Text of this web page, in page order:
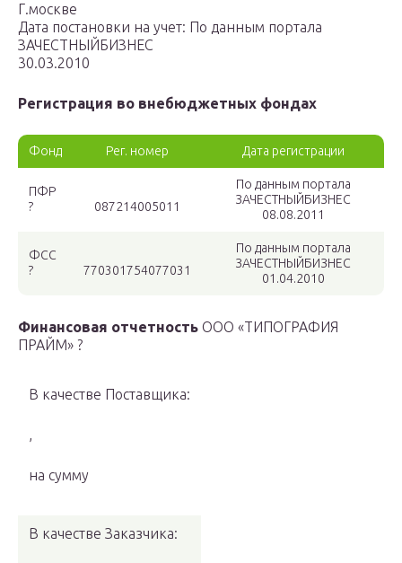
Г.москве
Дата постановки на учет: По данным портала
ЗАЧЕСТНЫЙБИЗНЕС
30.03.2010
Регистрация во внебюджетных фондах
Фонд Рег. номер Дата регистрации
ПФР
?
087214005011
По данным портала
ЗАЧЕСТНЫЙБИЗНЕС
08.08.2011
ФСС
?
770301754077031
По данным портала
ЗАЧЕСТНЫЙБИЗНЕС
01.04.2010
Финансовая отчетность ООО «ТИПОГРАФИЯ
ПРАЙМ» ?
В качестве Поставщика:
,
на сумму
В качестве Заказчика: